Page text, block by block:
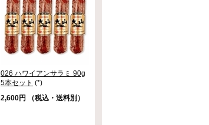
026 ハワイアンサラミ 90g
5本セット (*)
2,600円 （税込・送料別）